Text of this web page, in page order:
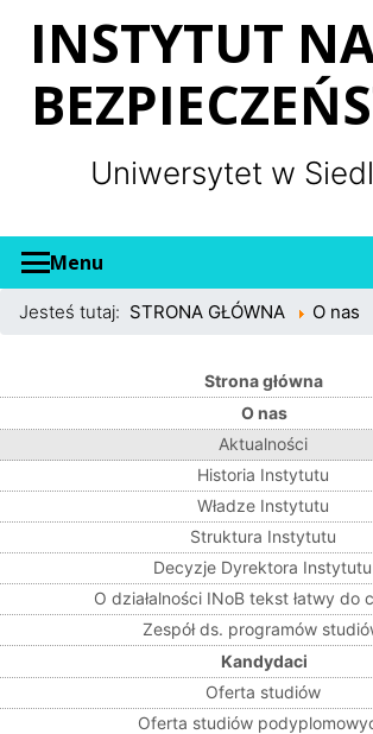
INSTYTUT
Uniwersytet w
Menu
Jesteś tutaj: STRONA GŁÓWNA O nas
Strona główna
O nas
Aktualności
Historia Instytutu
Władze Instytutu
Struktura Instytutu
Decyzje Dyrektora Instytutu
O działalności INoB tekst łatwy do
Zespół ds. programów
Kandydaci
Oferta studiów
Oferta studiów